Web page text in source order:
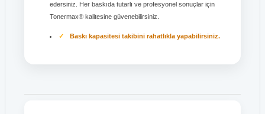
edersiniz. Her baskıda tutarlı ve profesyonel sonuçlar için
Tonermax® kalitesine güvenebilirsiniz.
Baskı kapasitesi takibini rahatlıkla yapabilirsiniz.